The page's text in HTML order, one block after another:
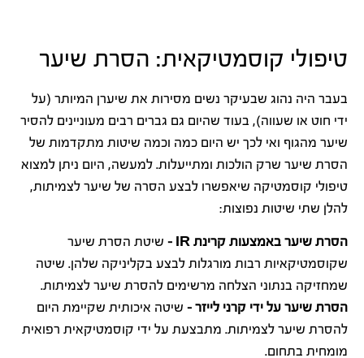
טיפולי קוסמטיקאית: הסרת שיער
בעבר היה נהוג שבעיקר נשים מסירות את שיערן המיותר (על
ידי חוט או שעווה), בעוד שהיום גם גברים רבים מעוניינים להסיר
שיער מהגוף ואי לכך יש היום כמה וכמה שיטות מתקדמות של
הסרת שיער שרק הולכות ומתייעלות. למעשה, היום ניתן למצוא
טיפולי קוסמטיקה שיאפשרו לבצע הסרה של שיער לצמיתות,
להלן שתי שיטות נפוצות:
הסרת שיער באמצעות קרינת IR –
שיטת הסרת שיער
שקוסמטיקאיות רבות מורגלות לבצע בקליניקה שלהן. שיטה
שמחזיקה בנתוני הצלחה מרשימים להסרת שיער לצמיתות.
הסרת שיער על ידי קרני לייזר – שיטה איכותית שקיימת היום
להסרת שיער לצמיתות. מתבצעת על ידי קוסמטיקאית רפואית
מומחית בתחום.